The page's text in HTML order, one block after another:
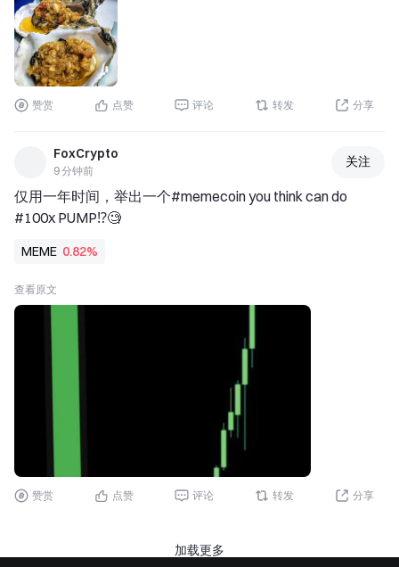
DRAM向HBM4等高端演进，复杂的3D封
装和严苛的良率要求，让高阶存储的成本
曲线彻底掉头向上。未来的涨价，不再纯
粹是供需错配，而是由物理成本结构永久
性抬高所支撑。这种“被动涨价”，能维持
这场发生在2026年盛夏的存储大崩盘，给
所有人上了一堂生动的哲学课。产业端
看，存储芯片的确供需失衡，AI带来的增
量是真实存在的；但股市交易的是对未来
的预判，当估值过度领先于现实，供需决
反转的风险。我们不能把大佬的产业洞
察，简单粗暴地等同于股市必然上涨。供
不应求的行业，同样会出现股价的大幅回
调。红利不会直线向上，中间必然夹杂反
重要。不要单纯被“利润暴增”的标题迷
惑，也不要因为短期的暴跌就彻底否定AI
算力的长期趋势。在这个充满不确定性的
市场里，真正的护城河，不是盲目追高，
也不是恐慌割肉，而是在极度繁荣中保持
资本市场里，能活下来的，永远是对预期
赞赏 点赞 评论 转发 分享
FoxCrypto
9 分钟前
关注
仅用一年时间，举出一个#memecoin you think can do
#100x PUMP⁉️🧐
MEME 0.82%
查看原文
赞赏 点赞 评论 转发 分享
加载更多